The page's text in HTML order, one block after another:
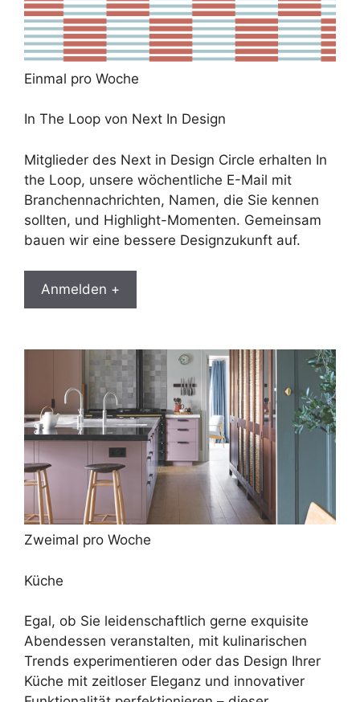
Einmal pro Woche
In The Loop von Next In Design
Mitglieder des Next in Design Circle erhalten In
the Loop, unsere wöchentliche E-Mail mit
Branchennachrichten, Namen, die Sie kennen
sollten, und Highlight-Momenten. Gemeinsam
bauen wir eine bessere Designzukunft auf.
Anmelden +
Zweimal pro Woche
Küche
Egal, ob Sie leidenschaftlich gerne exquisite
Abendessen veranstalten, mit kulinarischen
Trends experimentieren oder das Design Ihrer
Küche mit zeitloser Eleganz und innovativer